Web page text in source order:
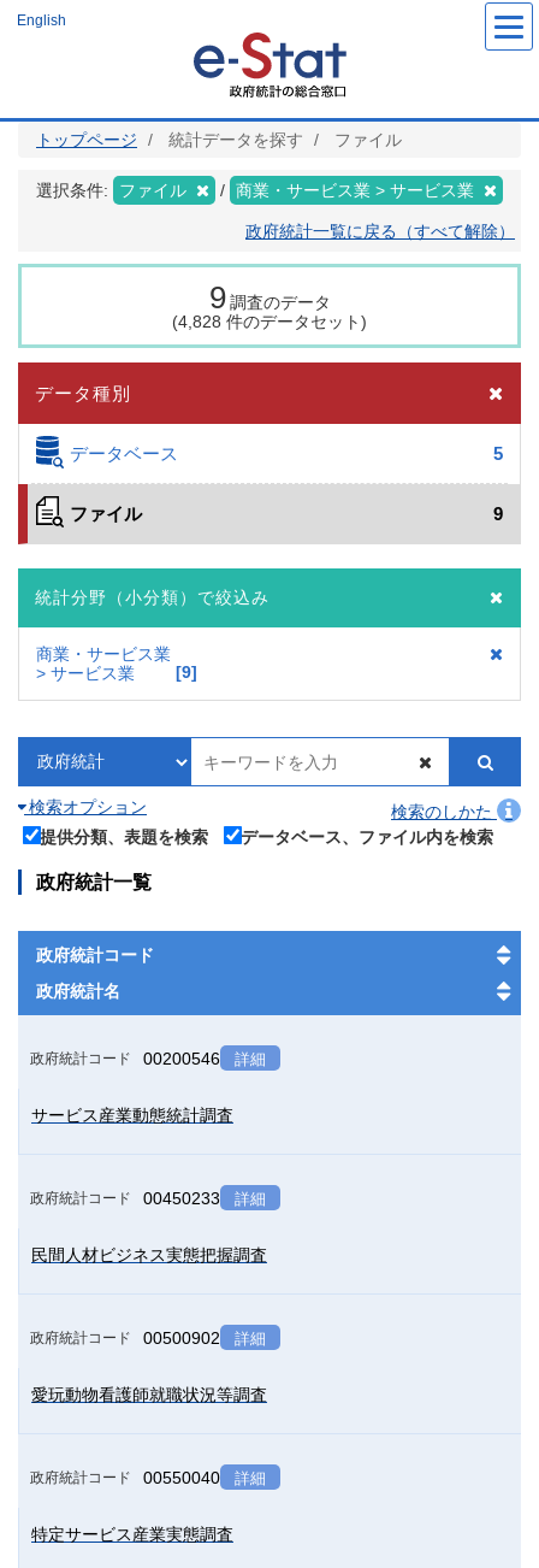
ツ
English
トップページ 統計データを探す ファイル
選択条件: ファイル 商業・サービス業 > サービス業
政府統計一覧に戻る（すべて解除）
9 調査のデータ
(4,828 件のデータセット)
データ種別
データベース 5
ファイル 9
統計分野（小分類）で絞込み
商業・サービス業
> サービス業
9
検索オプション
検索のしかた
提供分類、表題を検索
データベース、ファイル内を検索
政府統計一覧
政府統計コード
政府統計名
政府統計コード 00200546 詳細
サービス産業動態統計調査
政府統計コード 00450233 詳細
民間人材ビジネス実態把握調査
政府統計コード 00500902 詳細
愛玩動物看護師就職状況等調査
政府統計コード 00550040 詳細
特定サービス産業実態調査